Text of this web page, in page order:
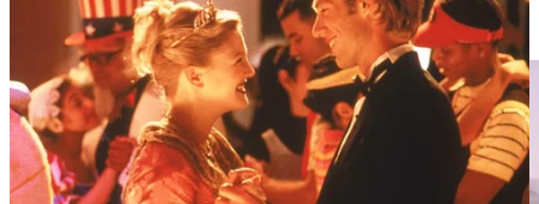
3 weeks ago